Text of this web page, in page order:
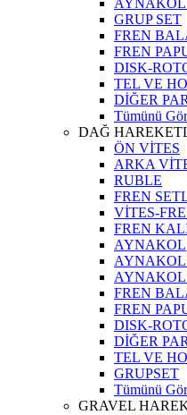
AYNAKOL
GRUP SET
FREN
FREN
DISK-
TEL VE
DİĞER
Tümünü Gör
DAĞ
ÖN VİTES
ARKA
RUBLE
FREN
VİTES-
FREN
AYNAKOL
AYNAKOL
FREN
FREN
DISK-
DİĞER
TEL VE
GRUPSET
Tümünü Gör
GRAVEL